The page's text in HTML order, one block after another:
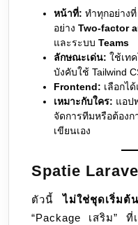
หน้าที่: ทำทุกอย่าง
อย่าง Two-factor
และระบบ Teams
ลักษณะเด่น: ใช้เท
บังคับใช้ Tailwind
Frontend: เลือกไ
เหมาะกับใคร: แอป
จัดการทีมหรือต้อง
เขียนเอง
Spatie
ตัวนี้ไม่ใช่ชุดเริ่มต้น
“Package เสริม” ที่